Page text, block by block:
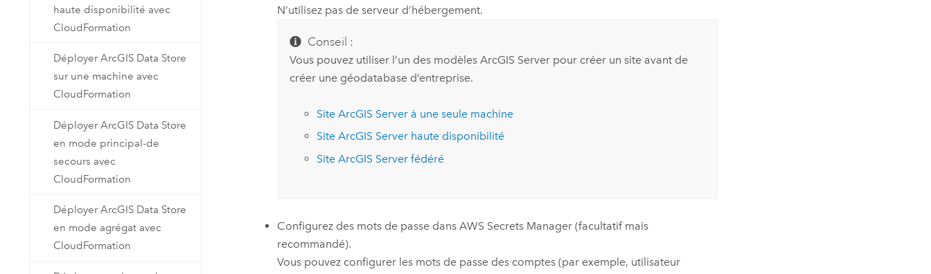
haute disponibilité avec
CloudFormation
Déployer ArcGIS Data Store
sur une machine avec
CloudFormation
Déployer ArcGIS Data Store
en mode principal-de
secours avec
CloudFormation
Déployer ArcGIS Data Store
en mode agrégat avec
CloudFormation
N’utilisez pas de serveur d’hébergement.
Conseil :
Vous pouvez utiliser l’un des modèlesArcGIS Server pour créer un site avant de
créer une géodatabase d’entreprise.
SiteArcGIS Server à une seule machine
SiteArcGIS Server haute disponibilité
SiteArcGIS Server fédéré
Configurez des mots de passe dans AWS Secrets Manager(facultatif mais
recommandé).
Vous pouvez configurer les mots de passe des comptes (par exemple, utilisateur